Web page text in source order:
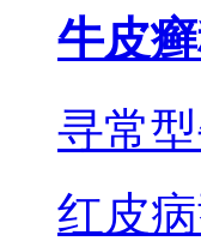
牛皮
寻常
红皮